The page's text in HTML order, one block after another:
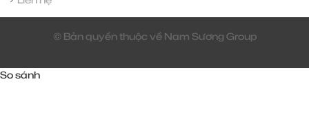
© Bản quyền thuộc về Nam Sương Group
So sánh